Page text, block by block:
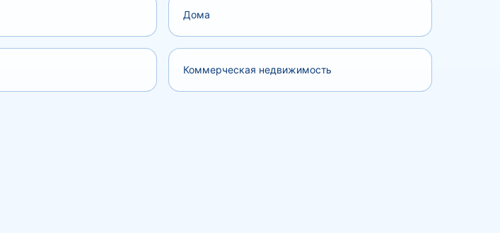
Дома
Коммерческая недвижимость